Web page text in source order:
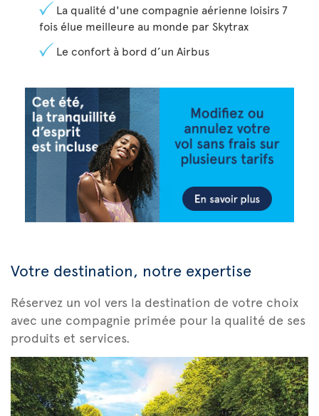
La qualité d'une compagnie aérienne loisirs 7
fois élue meilleure au monde par Skytrax
Le confort à bord d’un Airbus
Votre destination, notre expertise
Réservez un vol vers la destination de votre choix
avec une compagnie primée pour la qualité de ses
produits et services.